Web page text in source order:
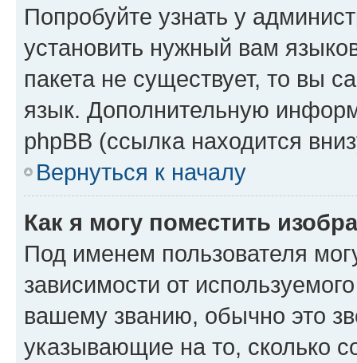
Попробуйте узнать у
установить нужный вам
пакета не существует, то вы
язык. Дополнительную
phpBB (ссылка находится
Вернуться к началу
Как я могу поместить
Под именем пользователя
зависимости от
вашему званию, обычно это
указывающие на то, сколько